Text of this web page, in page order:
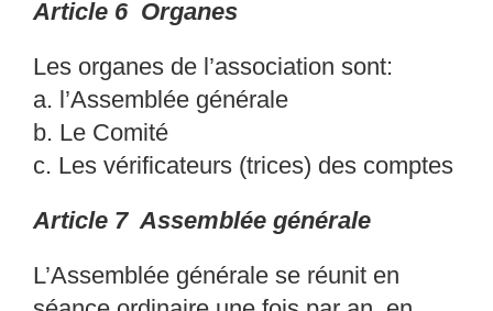
Article 6 Organes
Les organes de l’association sont:
a. l’Assemblée générale
b. Le Comité
c. Les vérificateurs (trices) des comptes
Article 7 Assemblée générale
L’Assemblée générale se réunit en